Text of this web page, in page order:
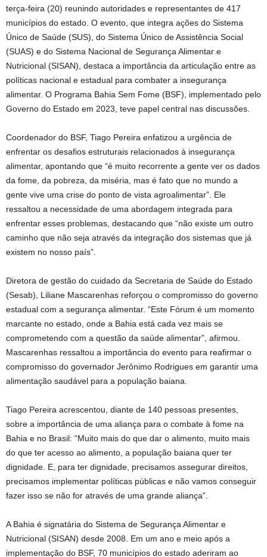
terça-feira (20) reunindo autoridades e representantes de 417
municípios do estado. O evento, que integra ações do Sistema
Único de Saúde (SUS), do Sistema Único de Assistência Social
(SUAS) e do Sistema Nacional de Segurança Alimentar e
Nutricional (SISAN), destaca a importância da articulação entre as
políticas nacional e estadual para combater a insegurança
alimentar. O Programa Bahia Sem Fome (BSF), implementado pelo
Governo do Estado em 2023, teve papel central nas discussões.
Coordenador do BSF, Tiago Pereira enfatizou a urgência de
enfrentar os desafios estruturais relacionados à insegurança
alimentar, apontando que “é muito recorrente a gente ver os dados
da fome, da pobreza, da miséria, mas é fato que no mundo a
gente vive uma crise do ponto de vista agroalimentar”. Ele
ressaltou a necessidade de uma abordagem integrada para
enfrentar esses problemas, destacando que “não existe um outro
caminho que não seja através da integração dos sistemas que já
existem no nosso país”.
Diretora de gestão do cuidado da Secretaria de Saúde do Estado
(Sesab), Liliane Mascarenhas reforçou o compromisso do governo
estadual com a segurança alimentar. “Este Fórum é um momento
marcante no estado, onde a Bahia está cada vez mais se
comprometendo com a questão da saúde alimentar”, afirmou.
Mascarenhas ressaltou a importância do evento para reafirmar o
compromisso do governador Jerônimo Rodrigues em garantir uma
alimentação saudável para a população baiana.
Tiago Pereira acrescentou, diante de 140 pessoas presentes,
sobre a importância de uma aliança para o combate à fome na
Bahia e no Brasil: “Muito mais do que dar o alimento, muito mais
do que ter acesso ao alimento, a população baiana quer ter
dignidade. E, para ter dignidade, precisamos assegurar direitos,
precisamos implementar políticas públicas e não vamos conseguir
fazer isso se não for através de uma grande aliança”.
A Bahia é signatária do Sistema de Segurança Alimentar e
Nutricional (SISAN) desde 2008. Em um ano e meio após a
implementação do BSF, 70 municípios do estado aderiram ao